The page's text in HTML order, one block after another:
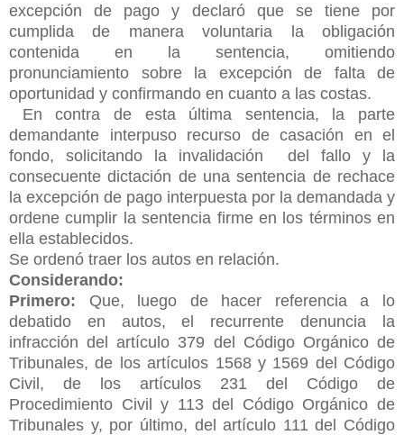
excepción de pago y declaró que se tiene por
cumplida de manera voluntaria la obligación
contenida en la sentencia, omitiendo
pronunciamiento sobre la excepción de falta de
oportunidad y confirmando en cuanto a las costas.
En contra de esta última sentencia, la parte
demandante interpuso recurso de casación en el
fondo, solicitando la invalidación del fallo y la
consecuente dictación de una sentencia de rechace
la excepción de pago interpuesta por la demandada y
ordene cumplir la sentencia firme en los términos en
ella establecidos.
Se ordenó traer los autos en relación.
Considerando:
Primero: Que, luego de hacer referencia a lo
debatido en autos, el recurrente denuncia la
infracción del artículo 379 del Código Orgánico de
Tribunales, de los artículos 1568 y 1569 del Código
Civil, de los artículos 231 del Código de
Procedimiento Civil y 113 del Código Orgánico de
Tribunales y, por último, del artículo 111 del Código